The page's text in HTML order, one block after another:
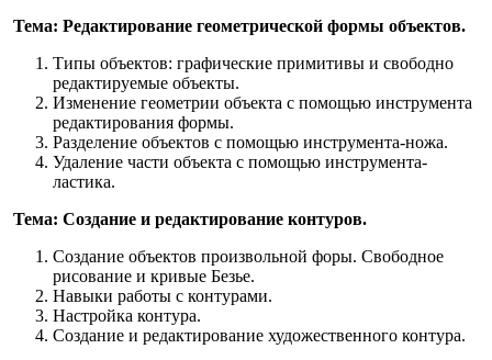
Тема: Редактирование геометрической формы объектов.
Типы объектов: графические примитивы и свободно
редактируемые объекты.
Изменение геометрии объекта с помощью инструмента
редактирования формы.
Разделение объектов с помощью инструмента-ножа.
Удаление части объекта с помощью инструмента-
ластика.
Тема: Создание и редактирование контуров.
Создание объектов произвольной форы. Свободное
рисование и кривые Безье.
Навыки работы с контурами.
Настройка контура.
Создание и редактирование художественного контура.